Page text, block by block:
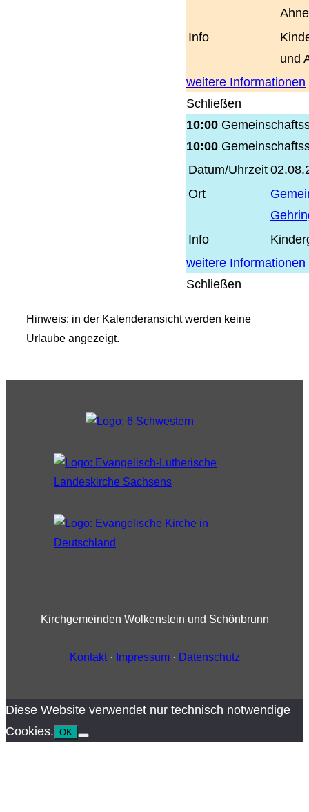
Info
und
weitere Informationen
Schließen
10:00
10:00
Datum/Uhrzeit
Ort
Info
weitere Informationen
Schließen
Hinweis: in der Kalenderansicht werden keine
Urlaube angezeigt.
Kirchgemeinden Wolkenstein und Schönbrunn
Kontakt· Impressum· Datenschutz
Diese Website verwendet nur technisch notwendige
Cookies. OK